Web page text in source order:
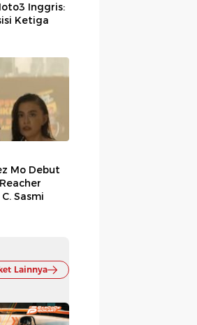
Inggris:
Ketiga
Mo Debut
Sasmi
Lainnya